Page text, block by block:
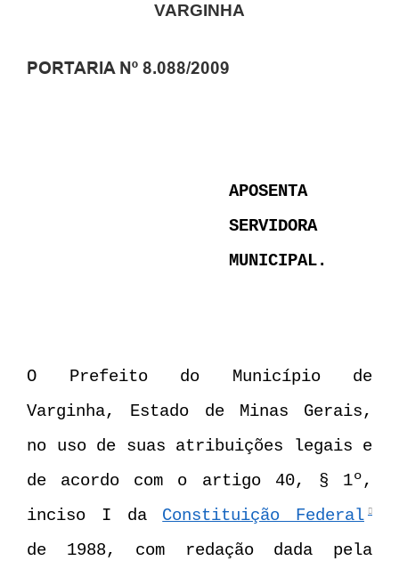
VARGINHA
PORTARIA Nº 8.088/2009
APOSENTA
SERVIDORA
MUNICIPAL.
O Prefeito do Município de
Varginha, Estado de Minas Gerais,
no uso de suas atribuições legais e
de acordo com o artigo 40, § 1º,
inciso I da Constituição Federal
de 1988, com redação dada pela